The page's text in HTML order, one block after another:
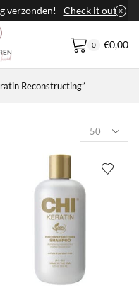
verzonden! Check it out
0 €0,00
Reconstructing”
Products
per